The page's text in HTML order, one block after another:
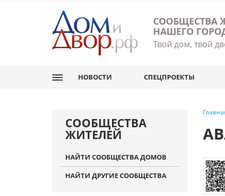
СООБЩЕСТВА
НАШЕГО
Твой дом, твой
НОВОСТИ СПЕЦПРОЕКТЫ
СООБЩЕСТВА
ЖИТЕЛЕЙ
НАЙТИ СООБЩЕСТВА ДОМОВ
НАЙТИ ДРУГИЕ СООБЩЕСТВА